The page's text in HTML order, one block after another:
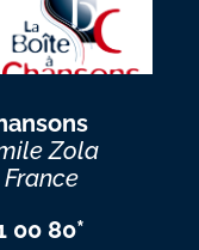
Zola
00 80*